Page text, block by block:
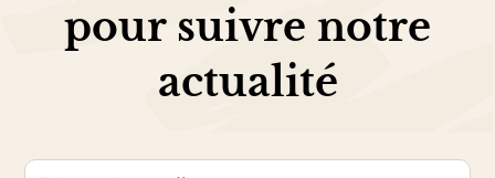
pour suivre notre
actualité